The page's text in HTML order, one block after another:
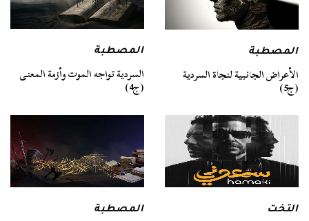
المصطبة
الأعراض الجانبية لنجاة السردية
(ج5)
المصطبة
السردية تواجه الموت وأزمة المعنى
(ج4)
التخت المصطبة